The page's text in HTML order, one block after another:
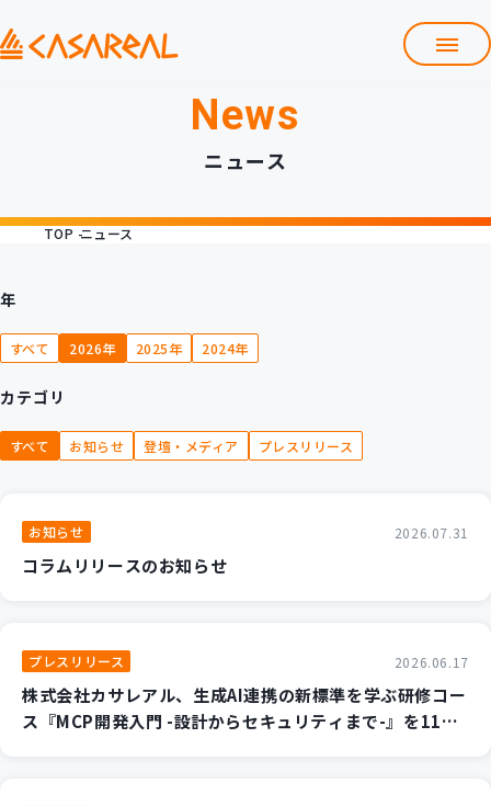
プロダクト開発支援
定型コース
カスタマイズコース 教材購入
パッケージ開発
イベント・セミナー
ニュース
採用情報
News
ニュース
TOP ニュース
年
すべて 2026年 2025年 2024年
カテゴリ
すべて お知らせ 登壇・メディア プレスリリース
お知らせ 2026.07.31
コラムリリースのお知らせ
プレスリリース 2026.06.17
株式会社カサレアル、生成AI連携の新標準を学ぶ研修コー
ス『MCP開発入門 -設計からセキュリティまで-』を11月